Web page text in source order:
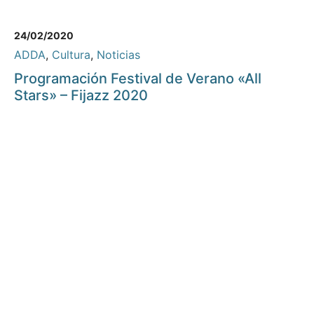
24/02/2020
ADDA, Cultura, Noticias
Programación Festival de Verano «All
Stars» – Fijazz 2020